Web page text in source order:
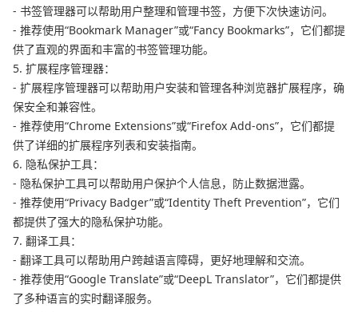
- 书签管理器可以帮助用户整理和管理书签，方便下次快速访问。
- 推荐使用“Bookmark Manager”或“Fancy Bookmarks”，它们都提
供了直观的界面和丰富的书签管理功能。
5. 扩展程序管理器：
- 扩展程序管理器可以帮助用户安装和管理各种浏览器扩展程序，确
保安全和兼容性。
- 推荐使用“Chrome Extensions”或“Firefox Add-ons”，它们都提
供了详细的扩展程序列表和安装指南。
6. 隐私保护工具：
- 隐私保护工具可以帮助用户保护个人信息，防止数据泄露。
- 推荐使用“Privacy Badger”或“Identity Theft Prevention”，它们
都提供了强大的隐私保护功能。
7. 翻译工具：
- 翻译工具可以帮助用户跨越语言障碍，更好地理解和交流。
- 推荐使用“Google Translate”或“DeepL Translator”，它们都提供
了多种语言的实时翻译服务。